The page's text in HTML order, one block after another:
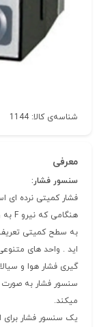
شناسه‌ی کالا: 1144
معرفی
سنسور فشار:
فشار کمیتی نرده
اید . واحد های متنوعی
گیری فشار هوا و
سنسور فشار به صورت
میکند.
یک سنسور فشار برای